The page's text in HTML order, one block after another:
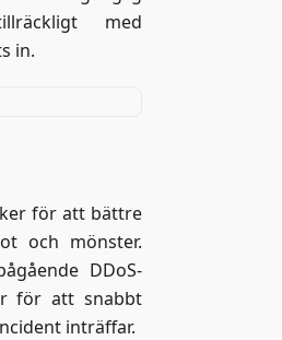
med
in.
för att bättre
och mönster.
DDoS-
för att snabbt
inträffar.